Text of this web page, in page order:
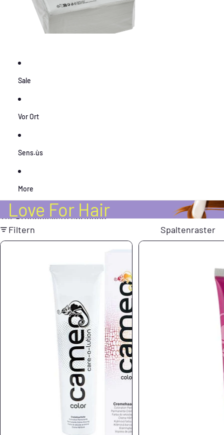
Sale
Vor Ort
Sens.ùs
More
Love For Hair
Zur Ergebnisliste springen
Filtern
Spaltenraster